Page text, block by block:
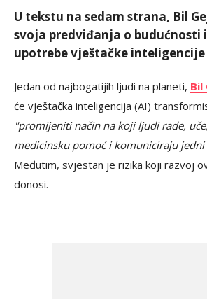
U tekstu na sedam strana, Bil
svoja predviđanja o budućnosti
upotrebe vještačke inteligencije
Jedan od najbogatijih ljudi na planeti, Bil
će vještačka inteligencija (AI)
"promijeniti način na koji ljudi rade,
medicinsku pomoć i komuniciraju jedni
Međutim, svjestan je rizika koji razvoj
donosi.